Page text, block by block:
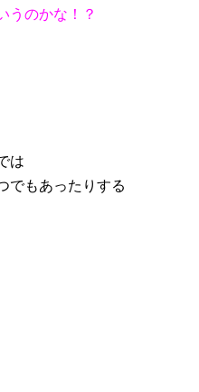
うのかな！？
は
でもあったりする